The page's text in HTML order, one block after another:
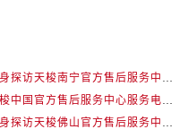
新疆维吾尔自治区可克达拉市幸福路天梭售后服务中心（需提前预约）
新疆维吾尔自治区克拉玛依市克拉玛依区友谊路天梭售后服务中心（需提前预约）
亲身探访天梭南宁官方售后服务中心｜全新地址及服务热线（2026年7月最新）
天梭中国官方售后服务中心服务电话及全部网点地址实地考察报告多信源验证（2026年7月最新）
亲身探访天梭佛山官方售后服务中心｜地址与24小时服务电话（2026年7月最新）